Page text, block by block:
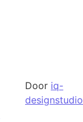
Door iq-
designstudio